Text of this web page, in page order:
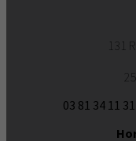
131
03 81 34 11 31